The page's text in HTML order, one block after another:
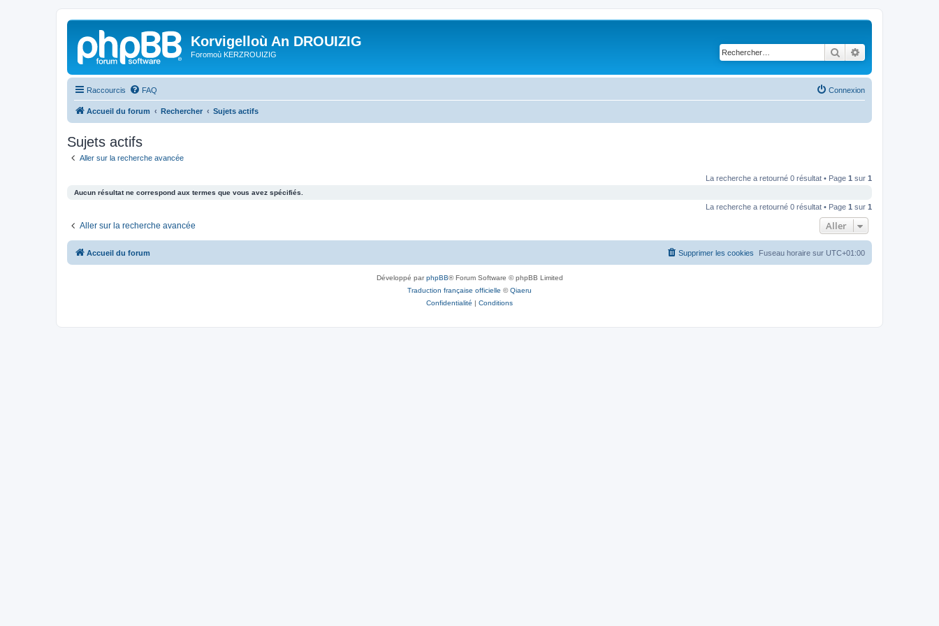
Korvigelloù An DROUIZIG
Foromoù KERZROUIZIG Rechercher
Raccourcis FAQ Connexion
Accueil du forum Rechercher Sujets actifs
Sujets actifs
Aller sur la recherche avancée
La recherche a retourné 0 résultat • Page 1 sur 1
Aucun résultat ne correspond aux termes que vous avez spécifiés.
La recherche a retourné 0 résultat • Page 1 sur 1
Aller sur la recherche avancée Aller
Accueil du forum Fuseau horaire sur UTC+01:00
Supprimer les cookies
Développé parphpBB® Forum Software © phpBB Limited
Traduction française officielle ©Qiaeru
Confidentialité | Conditions